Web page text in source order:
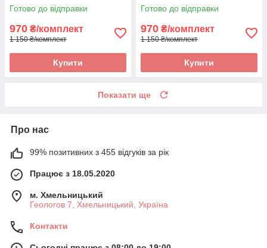
Готово до відправки
970 ₴/комплект
1 150 ₴/комплект
Купити
Готово до відправки
970 ₴/комплект
1 150 ₴/комплект
Купити
Показати ще
Про нас
99% позитивних з 455 відгуків за рік
Працює з 18.05.2020
м. Хмельницький
Геологов 7, Хмельницький, Україна
Контакти